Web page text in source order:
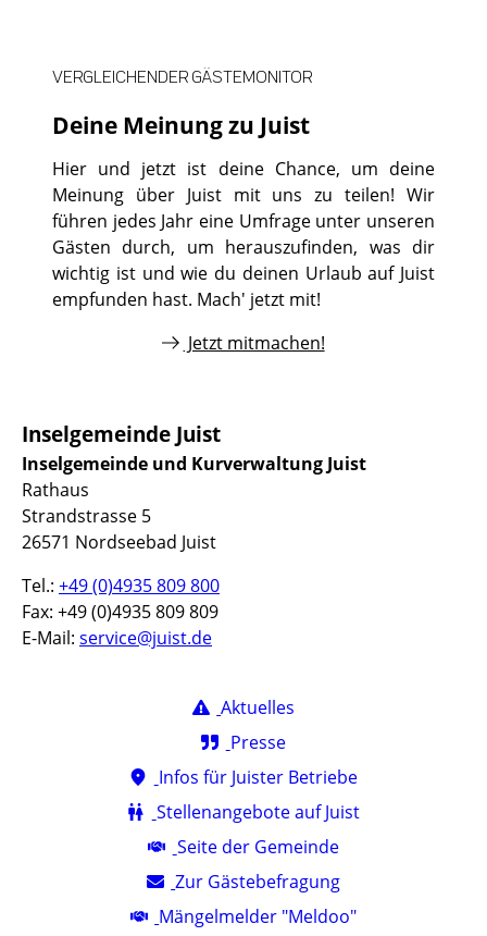
Deine Meinung zu Juist
VERGLEICHENDER GÄSTEMONITOR
Hier und jetzt ist deine Chance, um deine
Meinung über Juist mit uns zu teilen! Wir
führen jedes Jahr eine Umfrage unter unseren
Gästen durch, um herauszufinden, was dir
wichtig ist und wie du deinen Urlaub auf Juist
empfunden hast. Mach' jetzt mit!
Jetzt mitmachen!
Inselgemeinde Juist
Inselgemeinde und Kurverwaltung Juist
Rathaus
Strandstrasse 5
26571 Nordseebad Juist
Tel.: +49 (0)4935 809 800
Fax: +49 (0)4935 809 809
E-Mail: service@juist.de
Aktuelles
Presse
Infos für Juister Betriebe
Stellenangebote auf Juist
Seite der Gemeinde
Zur Gästebefragung
Mängelmelder "Meldoo"